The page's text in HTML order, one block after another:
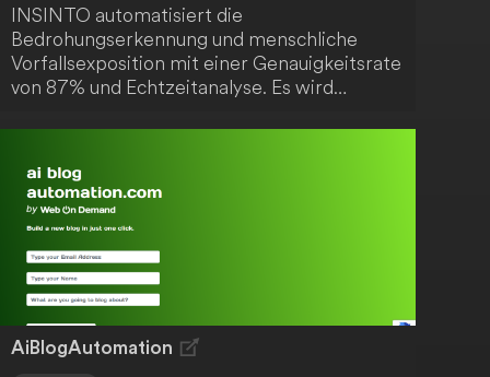
INSINTO automatisiert die
Bedrohungserkennung und menschliche
Vorfallsexposition mit einer Genauigkeitsrate
von 87% und Echtzeitanalyse. Es wird
und Trends. Ein fortschrittliches Werkzeug
AiBlogAutomation